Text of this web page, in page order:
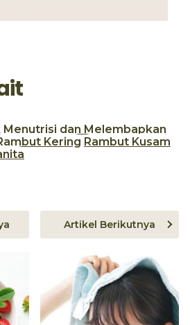
Menutrisi dan Melembapkan
Kering Rambut Kusam
Artikel Berikutnya